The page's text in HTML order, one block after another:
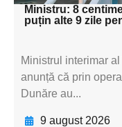
Ministru: 8
puțin alte 9 zile
Ministrul interimar
anunță că prin
Dunăre au...
9 august 2026